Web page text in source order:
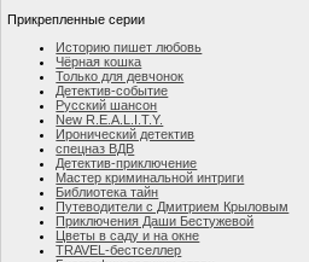
Прикрепленные серии
Историю пишет любовь
Чёрная кошка
Только для девчонок
Детектив-событие
Русский шансон
New R.E.A.L.I.T.Y.
Иронический детектив
спецназ ВДВ
Детектив-приключение
Мастер криминальной интриги
Библиотека тайн
Путеводители с Дмитрием Крыловым
Приключения Даши Бестужевой
Цветы в саду и на окне
TRAVEL-бестселлер